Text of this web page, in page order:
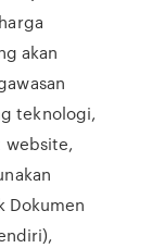
akan
teknologi,
website,
Dokumen